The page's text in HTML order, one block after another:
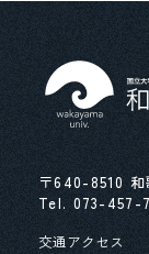
〒640-8510 和
Tel. 073-457-
交通アクセス